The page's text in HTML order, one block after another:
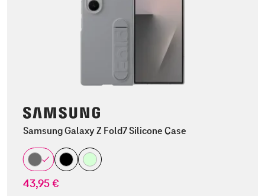
Samsung Galaxy Z Fold7 Silicone Case
43,95 €